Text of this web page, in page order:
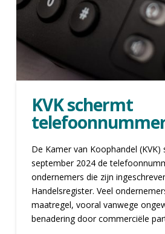
KVK schermt
De Kamer van Koophandel (KVK)
september 2024 de
ondernemers die zijn
Handelsregister. Veel
maatregel, vooral vanwege
benadering door commerciële